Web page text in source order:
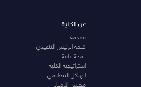
عن الكلية
مقدمة
كلمة الرئيس التنفيذي
لمحة عامة
استراتيجية الكلية
الهيكل التنظيمي
مجلس الأمناء